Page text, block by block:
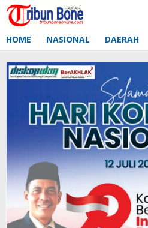
Lewati
ke
HOME NASIONAL DAERAH